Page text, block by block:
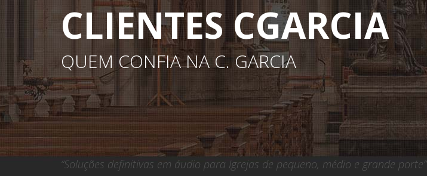
CLIENTES CGARCIA
QUEM CONFIA NA C. GARCIA
“Soluções definitivas em áudio para Igrejas de pequeno, médio e grande porte”